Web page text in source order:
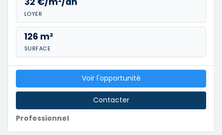
LOYER
126 m²
SURFACE
Professionnel
Voir l'opportunité
Contacter